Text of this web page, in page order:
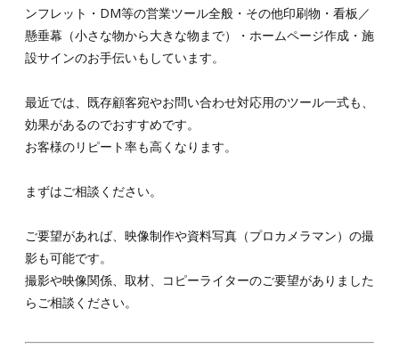
ンフレット・DM等の営業ツール全般・その他印刷物・看板／
懸垂幕（小さな物から大きな物まで）・ホームページ作成・施
設サインのお手伝いもしています。
最近では、既存顧客宛やお問い合わせ対応用のツール一式も、
効果があるのでおすすめです。
お客様のリピート率も高くなります。
まずはご相談ください。
ご要望があれば、映像制作や資料写真（プロカメラマン）の撮
影も可能です。
撮影や映像関係、取材、コピーライターのご要望がありました
らご相談ください。